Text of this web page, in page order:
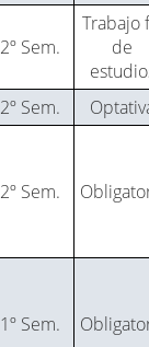
2º Sem.
Trabajo
de
2º Sem.
2º Sem.
1º Sem.